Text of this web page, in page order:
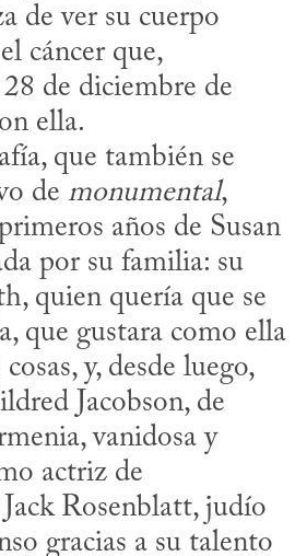
de ver su cuerpo
cáncer que,
de diciembre de
ella.
de monumental,
años de Susan
por su familia: su
quien quería que se
que gustara como ella
y, desde luego,
Jacobson, de
vanidosa y
actriz de
Rosenblatt, judío
gracias a su talento